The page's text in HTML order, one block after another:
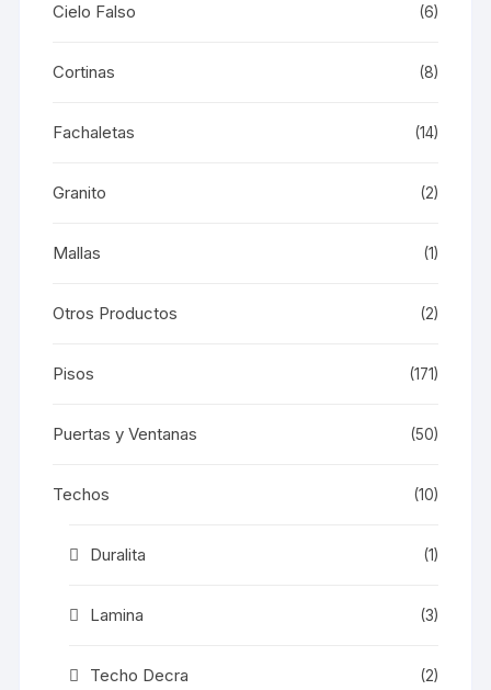
Cielo Falso (6)
Cortinas (8)
Fachaletas (14)
Granito (2)
Mallas (1)
Otros Productos (2)
Pisos (171)
Puertas y Ventanas (50)
Techos (10)
Duralita (1)
Lamina (3)
Techo Decra (2)